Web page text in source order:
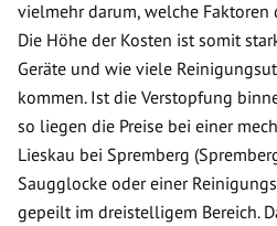
vielmehr darum, welche Faktoren
Die Höhe der Kosten ist somit
Geräte und wie viele
kommen. Ist die Verstopfung
so liegen die Preise bei einer
Lieskau bei Spremberg
Saugglocke oder einer
gepeilt im dreistelligem Bereich.